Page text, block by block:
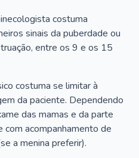
costuma
sinais da puberdade ou
entre os 9 e os 15
costuma se limitar à
da paciente. Dependendo
das mamas e da parte
acompanhamento de
a menina preferir).